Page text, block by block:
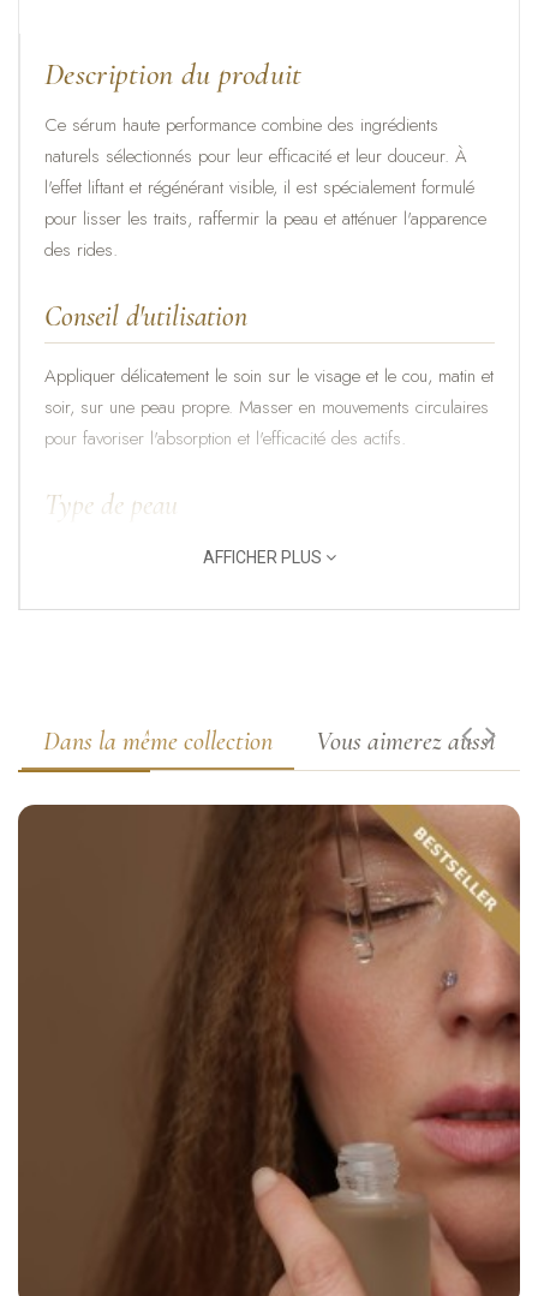
Description du produit
Ce sérum haute performance combine des ingrédients
naturels sélectionnés pour leur efficacité et leur douceur. À
l'effet liftant et régénérant visible, il est spécialement formulé
pour lisser les traits, raffermir la peau et atténuer l'apparence
des rides.
Conseil d'utilisation
Appliquer délicatement le soin sur le visage et le cou, matin et
soir, sur une peau propre. Masser en mouvements circulaires
pour favoriser l'absorption et l'efficacité des actifs.
Type de peau
la peau du stress oxydatif, renforce la barrière cutanée et
améliore l'apparence de fermeté et d'élasticité.
Brède Mafane (Acmella oleracea)- riche en
spilanthol, reconnue pour son effet lissant d'aspect, aidant
à atténuer visiblement les rides d'expression.
- source d'antioxydants, elle
accompagne la régénération cutanée et préserve l'éclat et
Herbe du Tigre (Centella asiatica)
composés triterpéniques, elle soutient le renouvellement
cutané et améliore souplesse, élasticité et confort.
AFFICHER PLUS
Dans la même collection Vous aimerez aussi